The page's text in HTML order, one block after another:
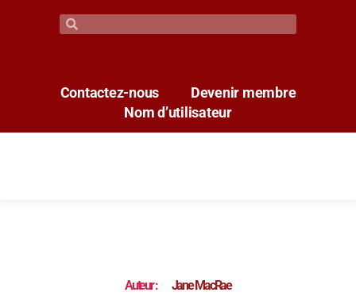
Contactez-nous
Devenir membre
Nom d’utilisateur
Auteur : Jane MacRae